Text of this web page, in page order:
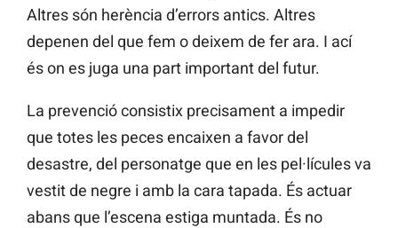
Altres són herència d’errors antics. Altres
depenen del que fem o deixem de fer ara. I ací
és on es juga una part important del futur.
La prevenció consistix precisament a impedir
que totes les peces encaixen a favor del
desastre, del personatge que en les pel·lícules va
vestit de negre i amb la cara tapada. És actuar
abans que l’escena estiga muntada. És no